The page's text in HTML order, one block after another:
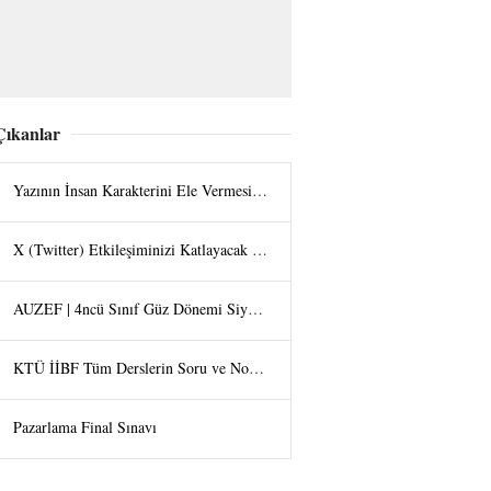
Yazının İnsan Karakterini Ele Vermesi - Halit UZAN
X (Twitter) Etkileşiminizi Katlayacak Görsel Hilesi: "Tap the Post" Trendi
AUZEF | 4ncü Sınıf Güz Dönemi Siyaset Felsefesi Final Bölüm Soruları
KTÜ İİBF Tüm Derslerin Soru ve Not Arşivi
Pazarlama Final Sınavı